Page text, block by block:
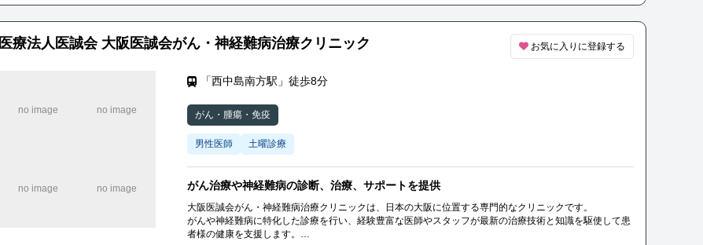
医療法人医誠会 大阪医誠会がん・神経難病治療クリニック お気に入りに登録する
「西中島南方駅」徒歩8分
がん・腫瘍・免疫
男性医師 土曜診療
がん治療や神経難病の診断、治療、サポートを提供
大阪医誠会がん・神経難病治療クリニックは、日本の大阪に位置する専門的なクリニックです。
がんや神経難病に特化した診療を行い、経験豊富な医師やスタッフが最新の治療技術と知識を駆使して患
者様の健康を支援します。